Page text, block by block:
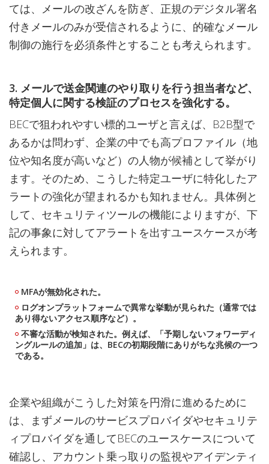
ては、メールの改ざんを防ぎ、正規のデジタル署名
付きメールのみが受信されるように、的確なメール
制御の施行を必須条件とすることも考えられます。
3. メールで送金関連のやり取りを行う担当者など、
特定個人に関する検証のプロセスを強化する。
BECで狙われやすい標的ユーザと言えば、B2B型で
あるかは問わず、企業の中でも高プロファイル（地
位や知名度が高いなど）の人物が候補として挙がり
ます。そのため、こうした特定ユーザに特化したア
ラートの強化が望まれるかも知れません。具体例と
して、セキュリティツールの機能によりますが、下
記の事象に対してアラートを出すユースケースが考
えられます。
MFAが無効化された。
ログオンプラットフォームで異常な挙動が見られた（通常では
あり得ないアクセス順序など）。
不審な活動が検知された。例えば、「予期しないフォワーディ
ングルールの追加」は、BECの初期段階にありがちな兆候の一つ
である。
企業や組織がこうした対策を円滑に進めるために
は、まずメールのサービスプロバイダやセキュリテ
ィプロバイダを通してBECのユースケースについて
確認し、アカウント乗っ取りの監視やアイデンティ